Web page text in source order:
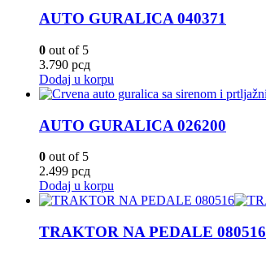
AUTO GURALICA 040371
0 out of 5
3.790 рсд
Dodaj u korpu
AUTO GURALICA 026200
0 out of 5
2.499 рсд
Dodaj u korpu
TRAKTOR NA PEDALE 080516